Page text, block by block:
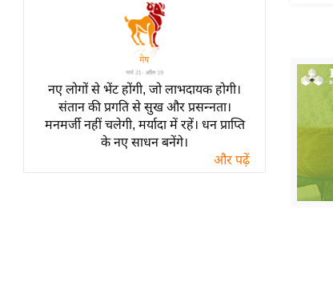
लाइफस्टाइल
टेक्नॉलॉजी
ब्यूटी/फैशन
घरेलू नुस्खे
पर्यटन स्थल
फिटनेस मंत्रा
नए लोगों से भेंट होंगी, जो लाभदायक होगी।
संतान की प्रगति से सुख और प्रसन्नता।
मनमर्जी नहीं चलेगी, मर्यादा में रहें। धन प्राप्ति
के नए साधन बनेंगे।
और पढ़ें